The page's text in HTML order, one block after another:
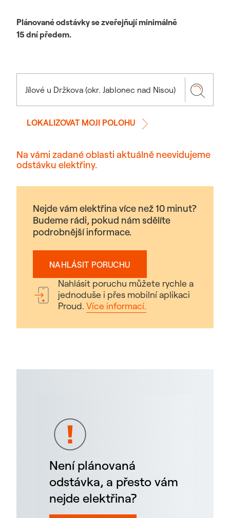
Plánované odstávky se zveřejňují minimálně
15 dní předem.
LOKALIZOVAT MOJI POLOHU
Na vámi zadané oblasti aktuálně neevidujeme
odstávku elektřiny.
Nejde vám elektřina více než 10 minut?
Budeme rádi, pokud nám sdělíte
podrobnější informace.
NAHLÁSIT PORUCHU
Nahlásit poruchu můžete rychle a
jednoduše i přes mobilní aplikaci
Proud. Více informací.
Není plánovaná
odstávka, a přesto vám
nejde elektřina?